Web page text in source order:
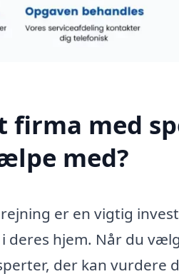
firma med
med?
er en vigtig
deres hjem. Når du
der kan vurdere